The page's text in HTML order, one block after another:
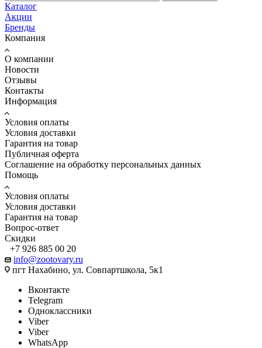
Каталог
Акции
Бренды
Компания
О компании
Новости
Отзывы
Контакты
Информация
Условия оплаты
Условия доставки
Гарантия на товар
Публичная оферта
Соглашение на обработку персональных данных
Помощь
Условия оплаты
Условия доставки
Гарантия на товар
Вопрос-ответ
Скидки
+7 926 885 00 20
info@zootovary.ru
пгт Нахабино, ул. Совпартшкола, 5к1
Вконтакте
Telegram
Одноклассники
Viber
Viber
WhatsApp